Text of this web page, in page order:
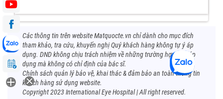
Các thông tin trên website Matquocte.vn chỉ dành cho mục đích
tham khảo, tra cứu, khuyến nghị Quý khách hàng không tự ý áp
dụng. DND không chịu trách nhiệm về những trường hợp tự ý áp
dụng mà không có chỉ định của bác sĩ.
Chính sách quản lý bảo vệ, khai thác & đảm bảo an toàn thông tin
khách hàng sử dụng website.
Copyright 2023 International Eye Hospital | All right reserved.